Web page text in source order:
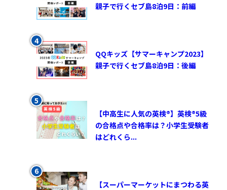
親子で行くセブ島8泊9日：前編
QQキッズ【サマーキャンプ2023】
親子で行くセブ島8泊9日：後編
【中高生に人気の英検®︎】英検®︎5級
の合格点や合格率は？小学生受験者
はどれくら...
【スーパーマーケットにまつわる英